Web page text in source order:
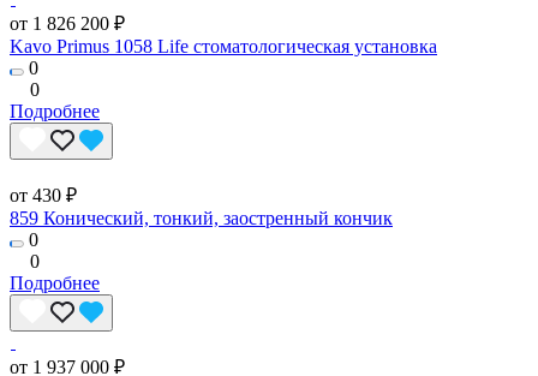
от 1 826 200 ₽
Kavo Primus 1058 Life стоматологическая установка
0
0
Подробнее
от 430 ₽
859 Конический, тонкий, заостренный кончик
0
0
Подробнее
от 1 937 000 ₽